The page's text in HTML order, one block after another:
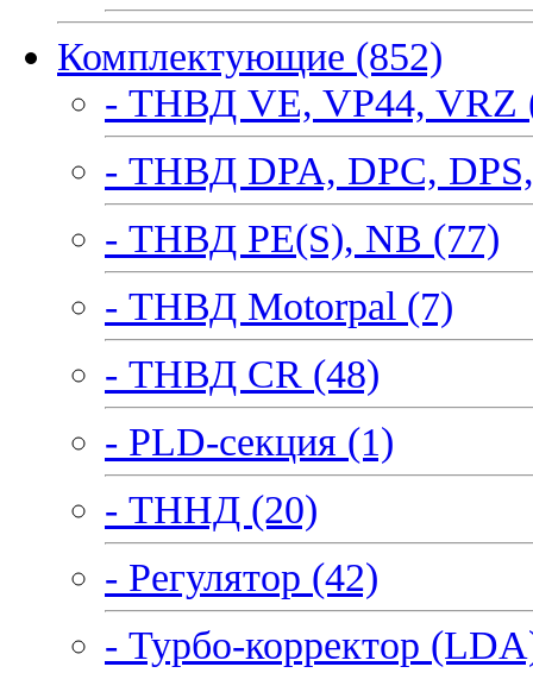
Комплектующие (852)
- ТНВД VE, VP44, VRZ
- ТНВД DPA, DPC,
- ТНВД PE(S), NB (77)
- ТНВД Motorpal (7)
- ТНВД CR (48)
- PLD-секция (1)
- ТННД (20)
- Регулятор (42)
- Турбо-корректор